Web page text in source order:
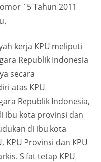
15 Tahun 2011
kerja KPU meliputi
Republik Indonesia
secara
atas KPU
Republik Indonesia,
ibu kota provinsi dan
di ibu kota
KPU Provinsi dan KPU
Sifat tetap KPU,